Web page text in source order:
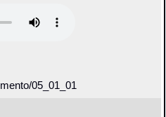
05_01_01